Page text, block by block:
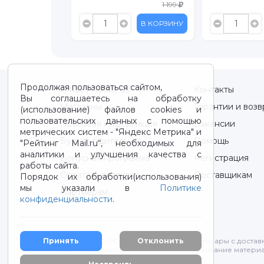
1 199
В КОРЗИНУ
Продолжая пользоваться сайтом,
Вы соглашаетесь на обработку
(использование) файлов cookies и
пользовательских данных с помощью
метрических систем - "Яндекс Метрика" и
"Рейтинг Mail.ru“, необходимых для
аналитики и улучшения качества с
работы сайта.
Порядок их обработки(использования)
мы указали в Политике
конфиденциальности.
Принять Отклонить
О нас / About us
Контакты
Магазины
Гарантии и
Правовая информация
Вакансии
Будьте бдительны!
Помощь
Бонусная программа
Регистрация
Оплата и доставка
Поставщикам
Партнерам
2012-2026 © ООО "ВОТОНЯ". Детские товары с
Все права защищены. Любое использование